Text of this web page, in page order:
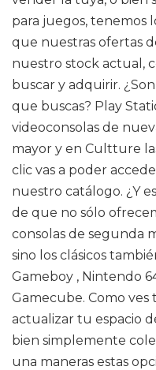
para juegos, tenemos
que nuestras ofertas
nuestro stock actual,
buscar y adquirir.
que buscas? Play
videoconsolas de
mayor y en Cultture
clic vas a poder
nuestro catálogo. ¿Y
de que no sólo
consolas de segunda
sino los clásicos
Gameboy , Nintendo
Gamecube. Como ves
actualizar tu espacio
bien simplemente
una maneras estas